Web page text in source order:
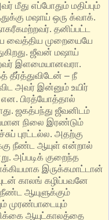
மீது எப்போதும் மதிப்பும்
மஷாய் ஒரு க்வாக்.
தனிப்பட்ட
வைத்திய முறையையே
ஜீவன் மஷாய்
இளமையானவரா.
தீர்த்துவிடேன் – நீ
அவர் இன்னும் உயிர்
என. பிரத்யோத்தால்
ஜகத்பந்து ஜீவனிடம்
நிலை இரண்டும்
புரட்டல்ல. அதற்கு
நீண்ட ஆயுள் என்றால்
அப்படிக் குறைந்த
இருக்கமாட்டான்
காலங் கழிப்பவனே
ஆயுளுக்கும்
முரண்பாடையும்
ஆயுட்காலத்தை